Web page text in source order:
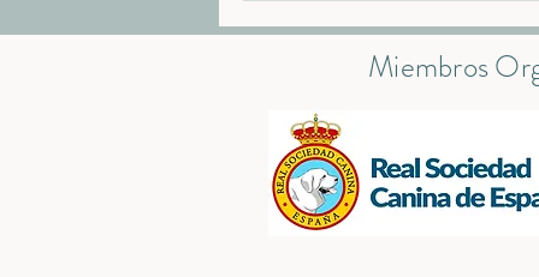
Historia: Labradoodle vs Cobberdog
Miembros